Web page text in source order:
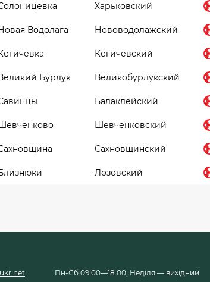
Харьковский
Водолага Нововодолажский
Кегичевский
Бурлук Великобурлукский
Балаклейский
Шевченковский
Сахновщинский
Лозовский
Пн-Сб 09:00—18:00, Неділя — вихідний